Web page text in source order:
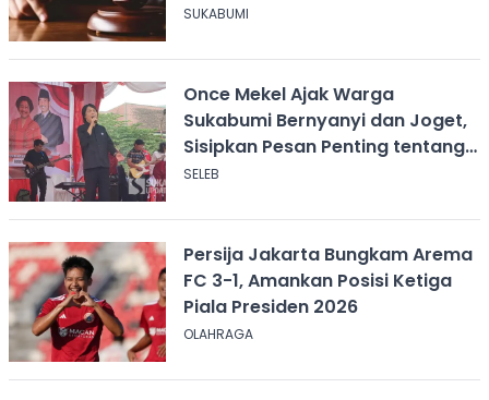
SUKABUMI
Once Mekel Ajak Warga
Sukabumi Bernyanyi dan Joget,
Sisipkan Pesan Penting tentang
ASI
SELEB
Persija Jakarta Bungkam Arema
FC 3-1, Amankan Posisi Ketiga
Piala Presiden 2026
OLAHRAGA